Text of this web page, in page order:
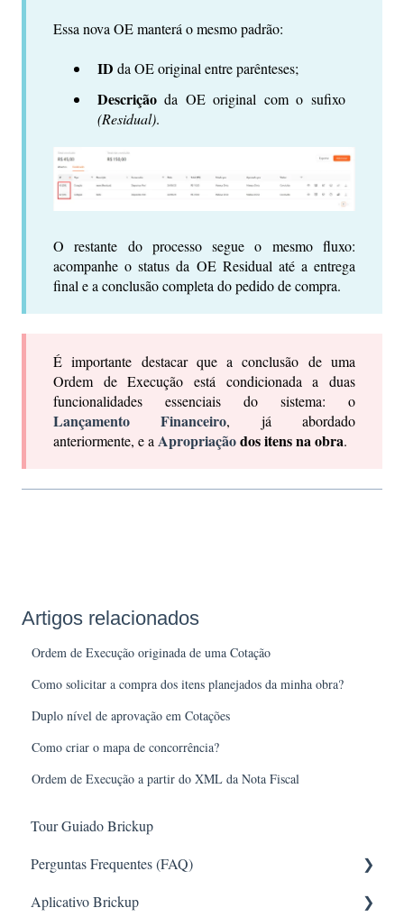
Essa nova OE manterá o mesmo padrão:
ID da OE original entre parênteses;
Descrição da OE original com o sufixo
(Residual).
O restante do processo segue o mesmo fluxo:
acompanhe o status da OE Residual até a entrega
final e a conclusão completa do pedido de compra.
É importante destacar que a conclusão de uma
Ordem de Execução está condicionada a duas
funcionalidades essenciais do sistema: o
Lançamento Financeiro, já abordado
anteriormente, e a Apropriaçãodos itens na obra.
Artigos relacionados
Ordem de Execução originada de uma Cotação
Como solicitar a compra dos itens planejados da minha obra?
Duplo nível de aprovação em Cotações
Como criar o mapa de concorrência?
Ordem de Execução a partir do XML da Nota Fiscal
Tour Guiado Brickup
Perguntas Frequentes (FAQ)
Requisições
Aplicativo Brickup